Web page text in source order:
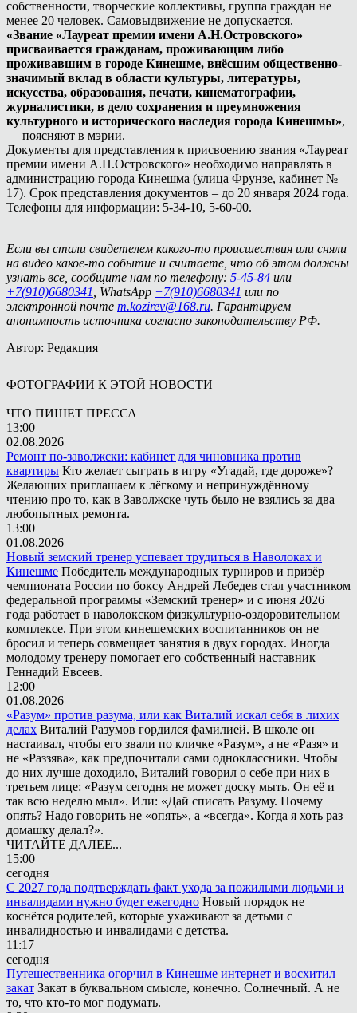
собственности, творческие коллективы, группа граждан не
менее 20 человек. Самовыдвижение не допускается.
«Звание «Лауреат премии имени А.Н.Островского»
присваивается гражданам, проживающим либо
проживавшим в городе Кинешме, внёсшим общественно-
значимый вклад в области культуры, литературы,
искусства, образования, печати, кинематографии,
журналистики, в дело сохранения и преумножения
культурного и исторического наследия города Кинешмы»,
— поясняют в мэрии.
Документы для представления к присвоению звания «Лауреат
премии имени А.Н.Островского» необходимо направлять в
администрацию города Кинешма (улица Фрунзе, кабинет №
17). Срок представления документов – до 20 января 2024 года.
Телефоны для информации: 5-34-10, 5-60-00.
Если вы стали свидетелем какого-то происшествия или сняли
на видео какое-то событие и считаете, что об этом должны
узнать все, сообщите нам по телефону: 5-45-84 или
+7(910)6680341
, WhatsApp +7(910)6680341 или по
электронной почте m.kozirev@168.ru. Гарантируем
анонимность источника согласно законодательству РФ.
Автор: Редакция
ФОТОГРАФИИ К ЭТОЙ НОВОСТИ
ЧТО ПИШЕТ ПРЕССА
13:00
02.08.2026
Ремонт по-заволжски: кабинет для чиновника против
квартиры Кто желает сыграть в игру «Угадай, где дороже»?
Желающих приглашаем к лёгкому и непринуждённому
чтению про то, как в Заволжске чуть было не взялись за два
любопытных ремонта.
13:00
01.08.2026
Новый земский тренер успевает трудиться в Наволоках и
Кинешме Победитель международных турниров и призёр
чемпионата России по боксу Андрей Лебедев стал участником
федеральной программы «Земский тренер» и с июня 2026
года работает в наволокском физкультурно-оздоровительном
комплексе. При этом кинешемских воспитанников он не
бросил и теперь совмещает занятия в двух городах. Иногда
молодому тренеру помогает его собственный наставник
Геннадий Евсеев.
12:00
01.08.2026
«Разум» против разума, или как Виталий искал себя в лихих
делах Виталий Разумов гордился фамилией. В школе он
настаивал, чтобы его звали по кличке «Разум», а не «Разя» и
не «Раззява», как предпочитали сами одноклассники. Чтобы
до них лучше доходило, Виталий говорил о себе при них в
третьем лице: «Разум сегодня не может доску мыть. Он её и
так всю неделю мыл». Или: «Дай списать Разуму. Почему
опять? Надо говорить не «опять», а «всегда». Когда я хоть раз
домашку делал?».
ЧИТАЙТЕ ДАЛЕЕ...
15:00
сегодня
С 2027 года подтверждать факт ухода за пожилыми людьми и
инвалидами нужно будет ежегодно Новый порядок не
коснётся родителей, которые ухаживают за детьми с
инвалидностью и инвалидами с детства.
11:17
сегодня
Путешественника огорчил в Кинешме интернет и восхитил
закат Закат в буквальном смысле, конечно. Солнечный. А не
то, что кто-то мог подумать.